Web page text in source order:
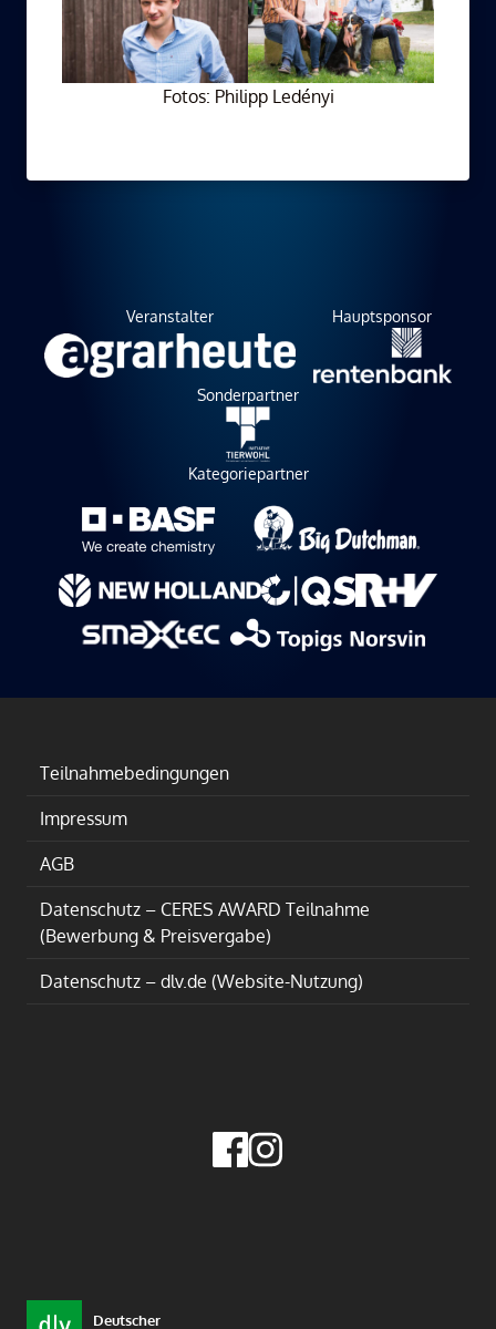
Fotos: Philipp Ledényi
Veranstalter Hauptsponsor
Sonderpartner
Kategoriepartner
Teilnahmebedingungen
Impressum
AGB
Datenschutz – CERES AWARD Teilnahme
(Bewerbung & Preisvergabe)
Datenschutz – dlv.de (Website-Nutzung)
Deutscher